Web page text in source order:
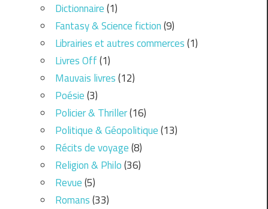
Dictionnaire(1)
Fantasy & Science fiction(9)
Librairies et autres commerces(1)
Livres Off(1)
Mauvais livres(12)
Poésie(3)
Policier & Thriller(16)
Politique & Géopolitique(13)
Récits de voyage(8)
Religion & Philo(36)
Revue(5)
Romans(33)